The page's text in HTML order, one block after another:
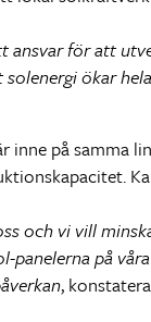
ansvar för att
ökar
inne på samma
och vi vill
panelerna på
,